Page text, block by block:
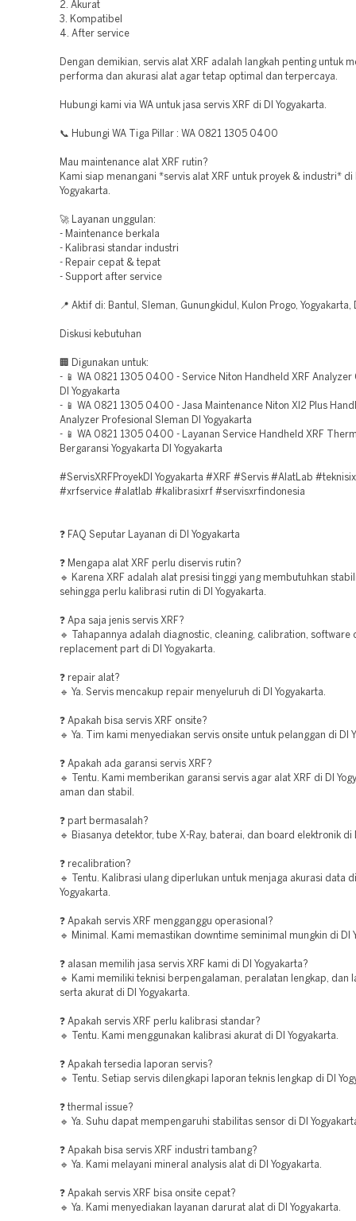
2. Akurat
3. Kompatibel
4. After service
Dengan demikian, servis alat XRF adalah langkah penting untuk
performa dan akurasi alat agar tetap optimal dan terpercaya.
Hubungi kami via WA untuk jasa servis XRF di DI Yogyakarta.
📞 Hubungi WA Tiga Pillar : WA 0821 1305 0400
Mau maintenance alat XRF rutin?
Kami siap menangani *servis alat XRF untuk proyek & industri* di
Yogyakarta.
🚀 Layanan unggulan:
- Maintenance berkala
- Kalibrasi standar industri
- Repair cepat & tepat
- Support after service
📍 Aktif di: Bantul, Sleman, Gunungkidul, Kulon Progo, Yogyakarta,
Diskusi kebutuhan
🏢 Digunakan untuk:
- 📱 WA 0821 1305 0400 - Service Niton Handheld XRF Analyzer
DI Yogyakarta
- 📱 WA 0821 1305 0400 - Jasa Maintenance Niton Xl2 Plus
Analyzer Profesional Sleman DI Yogyakarta
- 📱 WA 0821 1305 0400 - Layanan Service Handheld XRF
Bergaransi Yogyakarta DI Yogyakarta
#ServisXRFProyekDI Yogyakarta #XRF #Servis #AlatLab
#xrfservice #alatlab #kalibrasixrf #servisxrfindonesia
❓ FAQ Seputar Layanan di DI Yogyakarta
❓ Mengapa alat XRF perlu diservis rutin?
🔹 Karena XRF adalah alat presisi tinggi yang membutuhkan
sehingga perlu kalibrasi rutin di DI Yogyakarta.
❓ Apa saja jenis servis XRF?
🔹 Tahapannya adalah diagnostic, cleaning, calibration, software
replacement part di DI Yogyakarta.
❓ repair alat?
🔹 Ya. Servis mencakup repair menyeluruh di DI Yogyakarta.
❓ Apakah bisa servis XRF onsite?
🔹 Ya. Tim kami menyediakan servis onsite untuk pelanggan di DI
❓ Apakah ada garansi servis XRF?
🔹 Tentu. Kami memberikan garansi servis agar alat XRF di DI
aman dan stabil.
❓ part bermasalah?
🔹 Biasanya detektor, tube X-Ray, baterai, dan board elektronik di
❓ recalibration?
🔹 Tentu. Kalibrasi ulang diperlukan untuk menjaga akurasi data
Yogyakarta.
❓ Apakah servis XRF mengganggu operasional?
🔹 Minimal. Kami memastikan downtime seminimal mungkin di DI
❓ alasan memilih jasa servis XRF kami di DI Yogyakarta?
🔹 Kami memiliki teknisi berpengalaman, peralatan lengkap, dan
serta akurat di DI Yogyakarta.
❓ Apakah servis XRF perlu kalibrasi standar?
🔹 Tentu. Kami menggunakan kalibrasi akurat di DI Yogyakarta.
❓ Apakah tersedia laporan servis?
🔹 Tentu. Setiap servis dilengkapi laporan teknis lengkap di DI
❓ thermal issue?
🔹 Ya. Suhu dapat mempengaruhi stabilitas sensor di DI
❓ Apakah bisa servis XRF industri tambang?
🔹 Ya. Kami melayani mineral analysis alat di DI Yogyakarta.
❓ Apakah servis XRF bisa onsite cepat?
🔹 Ya. Kami menyediakan layanan darurat alat di DI Yogyakarta.